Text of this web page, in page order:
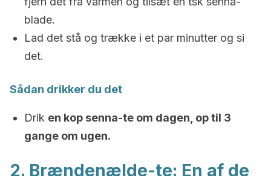
blade.
Lad det stå og trække i et par minutter og si
det.
Sådan drikker du det
Drik en kop senna-te om dagen, op til 3
gange om ugen.
2. Brændenælde-te: En af ​​de